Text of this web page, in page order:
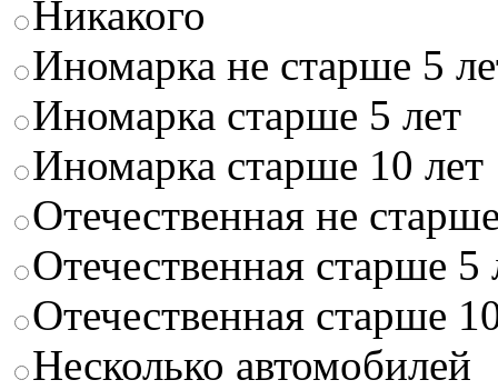
Никакого
Иномарка не старше 5
Иномарка старше 5 лет
Иномарка старше 10 лет
Отечественная не
Отечественная старше 5
Отечественная старше
Несколько автомобилей